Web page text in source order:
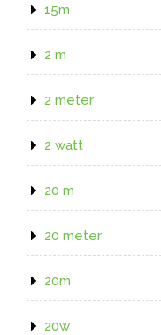
15m
2 m
2 meter
2 watt
20 m
20 meter
20m
20w